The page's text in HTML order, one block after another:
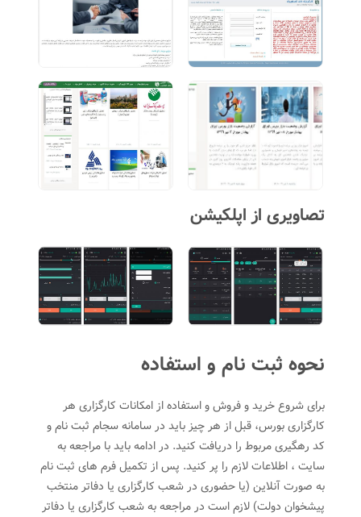
تصاویری از اپلکیشن
نحوه ثبت نام و استفاده
برای شروع خرید و فروش و استفاده از امکانات کارگزاری هر
کارگزاری بورس، قبل از هر چیز باید در سامانه سجام ثبت نام و
کد رهگیری مربوط را دریافت کنید. در ادامه باید با مراجعه به
سایت ، اطلاعات لازم را پر کنید. پس از تکمیل فرم های ثبت نام
به صورت آنلاین (یا حضوری در شعب کارگزاری یا دفاتر منتخب
پیشخوان دولت) لازم است در مراجعه به شعب کارگزاری یا دفاتر